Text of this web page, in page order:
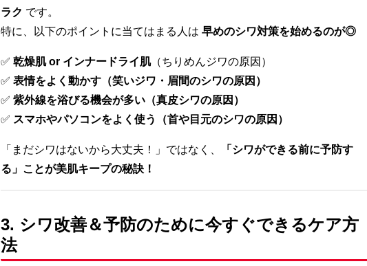
ラク です。
特に、以下のポイントに当てはまる人は 早めのシワ対策を始めるのが◎
✅ 乾燥肌 or インナードライ肌（ちりめんジワの原因）
✅ 表情をよく動かす（笑いジワ・眉間のシワの原因）
✅ 紫外線を浴びる機会が多い（真皮シワの原因）
✅ スマホやパソコンをよく使う（首や目元のシワの原因）
「まだシワはないから大丈夫！」ではなく、
「シワができる前に予防す
る」ことが美肌キープの秘訣！
3. シワ改善＆予防のために今すぐできるケア方
法